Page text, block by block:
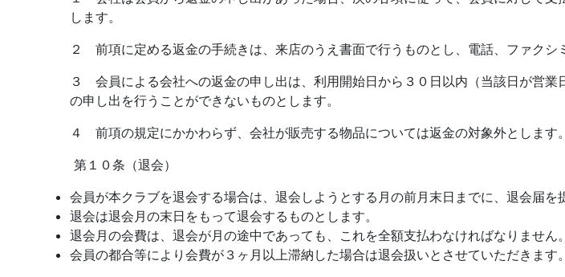
します。
２ 前項に定める返金の手続きは、来店のうえ書面で行うものとし、電話、ファクシ
３ 会員による会社への返金の申し出は、利用開始日から３０日以内（当該日が営
の申し出を行うことができないものとします。
４ 前項の規定にかかわらず、会社が販売する物品については返金の対象外とします。
第１０条（退会）
会員が本クラブを退会する場合は、退会しようとする月の前月末日までに、退会届を
退会は退会月の末日をもって退会するものとします。
退会月の会費は、退会が月の途中であっても、これを全額支払わなければなりません。
会員の都合等により会費が３ヶ月以上滞納した場合は退会扱いとさせていただきます